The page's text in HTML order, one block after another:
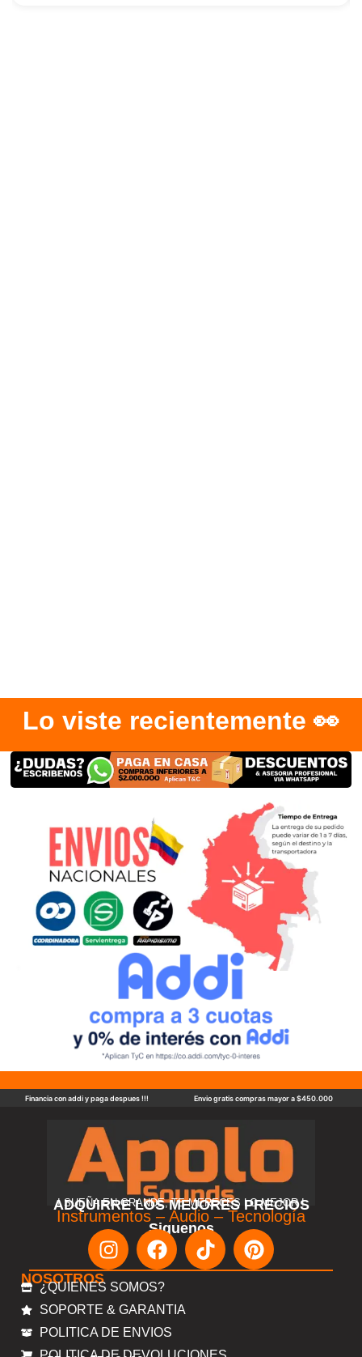
Lo viste recientemente 👀
Financia con addi y paga despues !!! Envio gratis compras mayor a $450.000
ADQUIRRE LOS MEJORES PRECIOS
! SUEÑA EN GRANDE, TE MERECES LO MEJOR !
Instrumentos – Audio – Tecnología
Siguenos
NOSOTROS
¿QUIENES SOMOS?
SOPORTE & GARANTIA
POLITICA DE ENVIOS